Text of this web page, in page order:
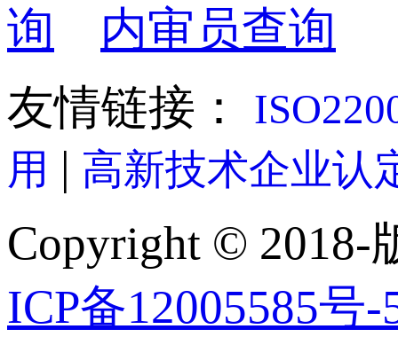
询
内审员查询
友情链接：
用 | 高新技术企业认
Copyright © 2018-
ICP备12005585号-